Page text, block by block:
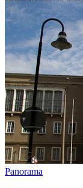
Panorama